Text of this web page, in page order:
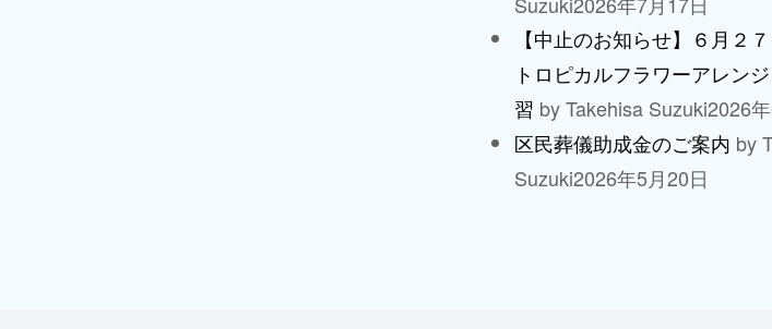
【中止のお知らせ】６月２
トロピカルフラワーアレン
習 by Takehisa Suzuki2026
区民葬儀助成金のご案内 by
Suzuki2026年5月20日